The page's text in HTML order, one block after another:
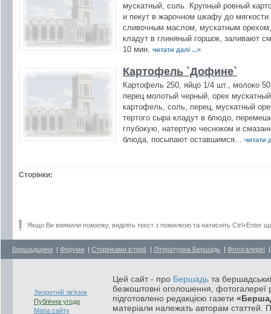
мускатный, соль. Крупный ровный
и пекут в жарочном шкафу до
сливочным маслом, мускатным
кладут в глиняный горшок, заливают
10 мин.
читати далі ...»
Картофель `Дофине`
Картофель 250, яйцо 1/4 шт., молоко
перец молотый черный, орех
картофель, соль, перец, мускатный
тертого сыра кладут в блюдо,
глубокую, натертую чесноком и
блюда, посыпают оставшимся...
читати
Сторінки:
Якщо Ви виявили помилку, виділіть текст з помилкою та натисніть Ctrl+Enter
Бершадщина | Форуми | Сторінками історії | Літературна Бершадь | Фотогалереї
Зворотній зв'язок
Публічна угода
Мапа сайту
Цей сайт - про Бершадь та
безкоштовні оголошення, фотогалереї
підготовлено редакцією газети
матеріали належать авторам статтей.